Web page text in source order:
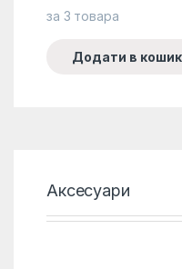
за 3 товара
Додати в кошик
Аксесуари